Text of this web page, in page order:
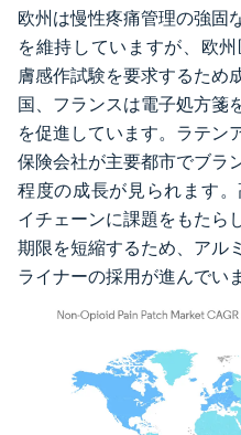
欧州は慢性疼痛管理の強固
を維持していますが、欧
膚感作試験を要求するため
国、フランスは電子処方箋
を促進しています。ラテン
保険会社が主要都市でブラ
程度の成長が見られます
イチェーンに課題をもたら
期限を短縮するため、アル
ライナーの採用が進んでい